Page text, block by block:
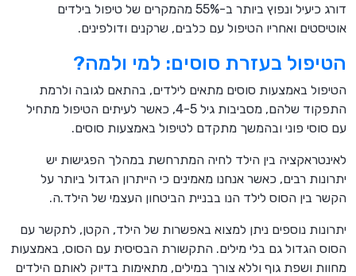
דורג כיעיל ונפוץ ביותר ב-55% מהמקרים של טיפול בילדים
אוטיסטים ואחריו הטיפול עם כלבים, שרקנים ודולפינים.
הטיפול בעזרת סוסים: למי ולמה?
הטיפול באמצעות סוסים מתאים לילדים, בהתאם לגובה ולרמת
התפקוד שלהם, מסביבות גיל 4-5, כאשר לעיתים הטיפול מתחיל
עם סוסי פוני ובהמשך מתקדם לטיפול באמצעות סוסים.
לאינטראקציה בין הילד לחיה המתרחשת במהלך הפגישות יש
יתרונות רבים, כאשר אנחנו מאמינים כי הייתרון הגדול ביותר על
הקשר בין הסוס לילד הנו בבניית הביטחון העצמי של הילד.ה.
יתרונות נוספים ניתן למצוא באפשרות של הילד, הקטן, לתקשר עם
הסוס הגדול גם בלי מילים. התקשורת הבסיסית עם הסוס, באמצעות
מחוות ושפת גוף וללא צורך במילים, מתאימות בדיוק לאותם הילדים